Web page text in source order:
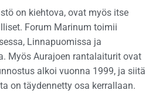
on kiehtova, ovat myös itse
Forum Marinum toimii
Linnapuomissa ja
Myös Aurajoen rantalaiturit ovat
alkoi vuonna 1999, ja siitä
on täydennetty osa kerrallaan.